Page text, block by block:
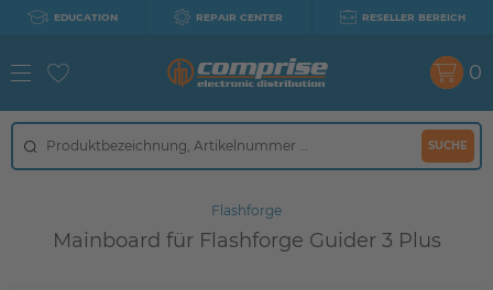
EDUCATION REPAIR CENTER RESELLER BEREICH
SUCHE
0
Flashforge
Mainboard für Flashforge Guider 3 Plus